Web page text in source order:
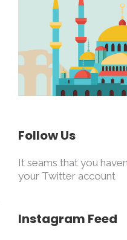
Follow Us
It seams that you
your Twitter account
Instagram Feed